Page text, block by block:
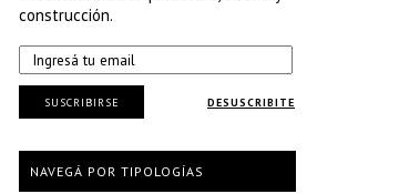
construcción.
DESUSCRIBITE
SUSCRIBIRSE
NAVEGÁ POR TIPOLOGÍAS